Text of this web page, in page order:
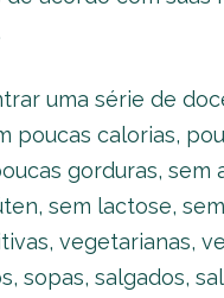
uma série de
poucas calorias,
gorduras, sem
sem lactose,
vegetarianas,
sopas, salgados,